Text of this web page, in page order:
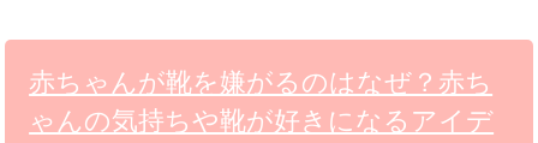
赤ちゃんが靴を嫌がるのはなぜ？赤ち
ゃんの気持ちや靴が好きになるアイデ